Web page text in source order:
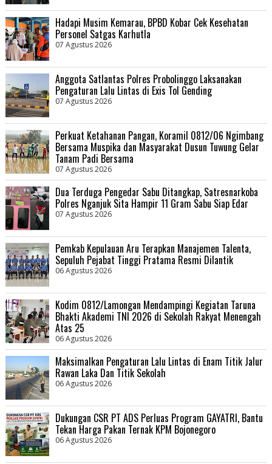
Hadapi Musim Kemarau, BPBD Kobar Cek Kesehatan
Personel Satgas Karhutla
07 Agustus 2026
Anggota Satlantas Polres Probolinggo Laksanakan
Pengaturan Lalu Lintas di Exis Tol Gending
07 Agustus 2026
Perkuat Ketahanan Pangan, Koramil 0812/06 Ngimbang
Bersama Muspika dan Masyarakat Dusun Tuwung Gelar
Tanam Padi Bersama
07 Agustus 2026
Dua Terduga Pengedar Sabu Ditangkap, Satresnarkoba
Polres Nganjuk Sita Hampir 11 Gram Sabu Siap Edar
07 Agustus 2026
Pemkab Kepulauan Aru Terapkan Manajemen Talenta,
Sepuluh Pejabat Tinggi Pratama Resmi Dilantik
06 Agustus 2026
Kodim 0812/Lamongan Mendampingi Kegiatan Taruna
Bhakti Akademi TNI 2026 di Sekolah Rakyat Menengah
Atas 25
06 Agustus 2026
Maksimalkan Pengaturan Lalu Lintas di Enam Titik Jalur
Rawan Laka Dan Titik Sekolah
06 Agustus 2026
Dukungan CSR PT ADS Perluas Program GAYATRI, Bantu
Tekan Harga Pakan Ternak KPM Bojonegoro
06 Agustus 2026